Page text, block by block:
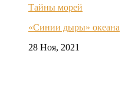
Тайны морей
«Синии дыры» океана
28 Ноя, 2021